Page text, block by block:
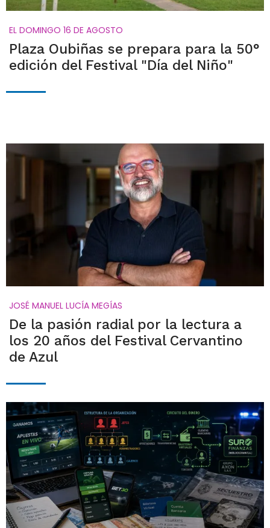
EL DOMINGO 16 DE AGOSTO
Plaza Oubiñas se prepara para la 50°
edición del Festival "Día del Niño"
JOSÉ MANUEL LUCÍA MEGÍAS
De la pasión radial por la lectura a
los 20 años del Festival Cervantino
de Azul